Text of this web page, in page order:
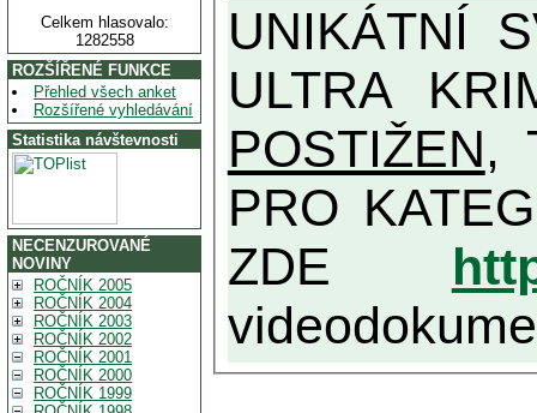
Celkem hlasovalo:
1282558
ROZŠÍŘENÉ FUNKCE
Přehled všech anket
Rozšířené vyhledávání
Statistika návštevnosti
NECENZUROVANÉ
NOVINY
ROČNÍK 2005
ROČNÍK 2004
ROČNÍK 2003
ROČNÍK 2002
ROČNÍK 2001
ROČNÍK 2000
ROČNÍK 1999
UNIKÁTNÍ SVĚDECTVÍ ZE SOUČASNOSTI: PŘEDSEDA VLASTIZRÁDNÉ VLÁDY KGB MIMOŘÁDNĚ DETAILNĚ O
ULTRA
POSTIŽEN,
PRO KATEGORII TĚCH VŮBEC
ZDE